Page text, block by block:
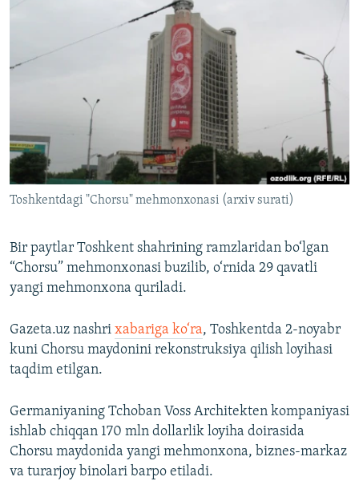
Озодлик бошқа тилларда
Toshkentdagi "Chorsu" mehmonxonasi (arxiv surati)
Bir paytlar Toshkent shahrining ramzlaridan bo‘lgan
“Chorsu” mehmonxonasi buzilib, o‘rnida 29 qavatli
yangi mehmonxona quriladi.
Gazeta.uz nashri xabariga ko‘ra, Toshkentda 2-noyabr
kuni Chorsu maydonini rekonstruksiya qilish loyihasi
taqdim etilgan.
Germaniyaning Tchoban Voss Architekten kompaniyasi
ishlab chiqqan 170 mln dollarlik loyiha doirasida
Chorsu maydonida yangi mehmonxona, biznes-markaz
va turarjoy binolari barpo etiladi.